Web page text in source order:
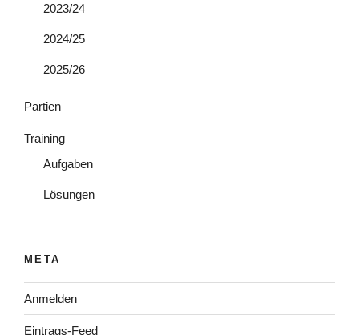
2023/24
2024/25
2025/26
Partien
Training
Aufgaben
Lösungen
META
Anmelden
Eintrags-Feed